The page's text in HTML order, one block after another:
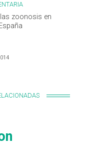
zoonosis en